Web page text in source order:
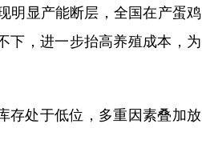
明显产能断层，全国在产蛋鸡
下，进一步抬高养殖成本，为
存处于低位，多重因素叠加放